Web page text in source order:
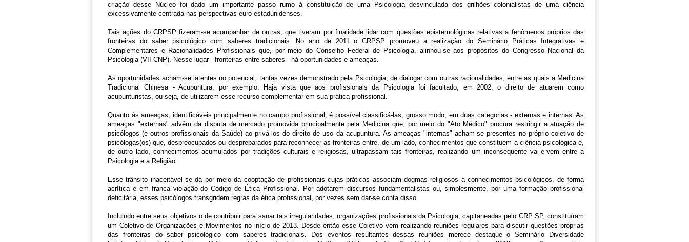
PSI Site do Conselho Regional de Psicologia 6ª Região - São
Paulo
mapa do site
criação desse Núcleo foi dado um importante passo rumo à constituição de uma Psicologia desvinculada dos grilhões colonialistas de uma ciência
excessivamente centrada nas perspectivas euro-estadunidenses.
Tais ações do CRPSP fizeram-se acompanhar de outras, que tiveram por finalidade lidar com questões epistemológicas relativas a fenômenos próprios das
fronteiras do saber psicológico com saberes tradicionais. No ano de 2011 o CRPSP promoveu a realização do Seminário Práticas Integrativas e
Complementares e Racionalidades Profissionais que, por meio do Conselho Federal de Psicologia, alinhou-se aos propósitos do Congresso Nacional da
Psicologia (VII CNP). Nesse lugar - fronteiras entre saberes - há oportunidades e ameaças.
As oportunidades acham-se latentes no potencial, tantas vezes demonstrado pela Psicologia, de dialogar com outras racionalidades, entre as quais a Medicina
Tradicional Chinesa - Acupuntura, por exemplo. Haja vista que aos profissionais da Psicologia foi facultado, em 2002, o direito de atuarem como
acupunturistas, ou seja, de utilizarem esse recurso complementar em sua prática profissional.
Quanto às ameaças, identificáveis principalmente no campo profissional, é possível classificá-las, grosso modo, em duas categorias - externas e internas. As
ameaças "externas" advêm da disputa de mercado promovida principalmente pela Medicina que, por meio do "Ato Médico" procura restringir a atuação de
psicólogos (e outros profissionais da Saúde) ao privá-los do direito de uso da acupuntura. As ameaças "internas" acham-se presentes no próprio coletivo de
psicólogas(os) que, despreocupados ou despreparados para reconhecer as fronteiras entre, de um lado, conhecimentos que constituem a ciência psicológica e,
de outro lado, conhecimentos acumulados por tradições culturais e religiosas, ultrapassam tais fronteiras, realizando um inconsequente vai-e-vem entre a
Psicologia e a Religião.
Esse trânsito inaceitável se dá por meio da cooptação de profissionais cujas práticas associam dogmas religiosos a conhecimentos psicológicos, de forma
acrítica e em franca violação do Código de Ética Profissional. Por adotarem discursos fundamentalistas ou, simplesmente, por uma formação profissional
deficitária, esses psicólogos transgridem regras da ética profissional, por vezes sem dar-se conta disso.
Incluindo entre seus objetivos o de contribuir para sanar tais irregularidades, organizações profissionais da Psicologia, capitaneadas pelo CRP SP, constituíram
um Coletivo de Organizações e Movimentos no início de 2013. Desde então esse Coletivo vem realizando reuniões regulares para discutir questões próprias
das fronteiras do saber psicológico com saberes tradicionais. Dos eventos resultantes dessas reuniões merece destaque o Seminário Diversidade